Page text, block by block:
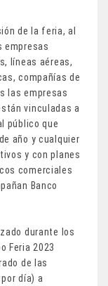
de la feria, al
empresas
líneas aéreas,
compañías de
las empresas
vinculadas a
público que
año y cualquier
y con planes
comerciales
Banco
durante los
Feria 2023
de las
día) a